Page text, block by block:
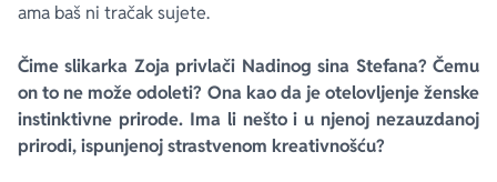
ama baš ni tračak sujete.
Čime slikarka Zoja privlači Nadinog sina Stefana? Čemu
on to ne može odoleti? Ona kao da je otelovljenje ženske
instinktivne prirode. Ima li nešto i u njenoj nezauzdanoj
prirodi, ispunjenoj strastvenom kreativnošću?